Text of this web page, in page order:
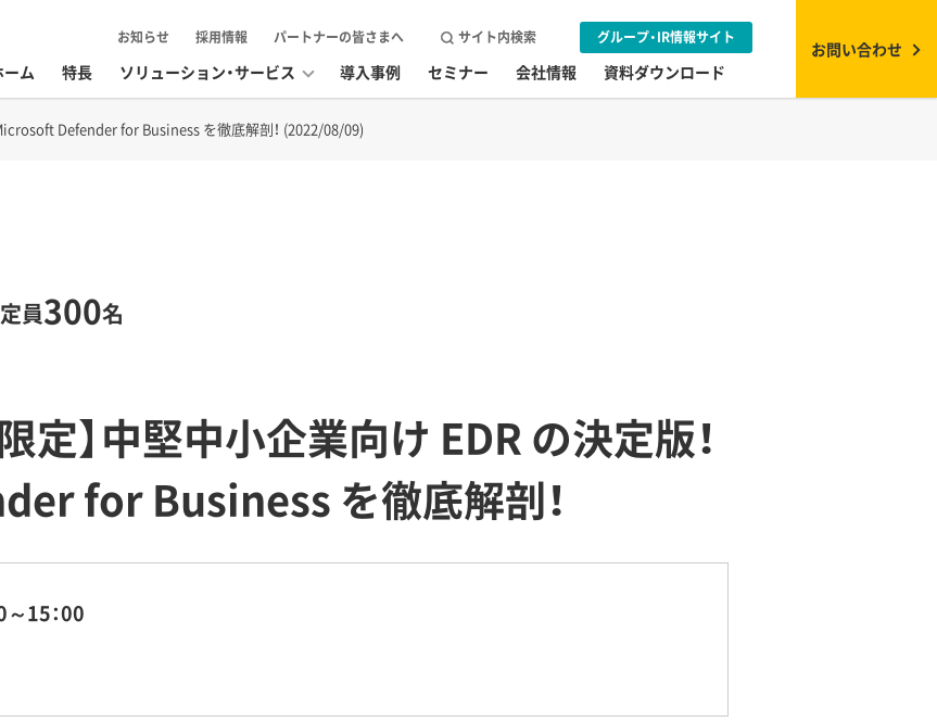
ーム 特長 ソリューション・サービス 導入事例 セミナー 会社情報 資料ダウンロード
お知らせ 採用情報 パートナーの皆さまへ サイト内検索 グループ・IR情報サイト
お問い合わせ
Defender for Business を徹底解剖！ (2022/08/09)
定員300名
定】中堅中小企業向け EDR の決定版！
for Business を徹底解剖！
～15：00